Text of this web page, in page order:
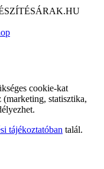
cookie-kat
statisztika,
tájékoztatóban talál.